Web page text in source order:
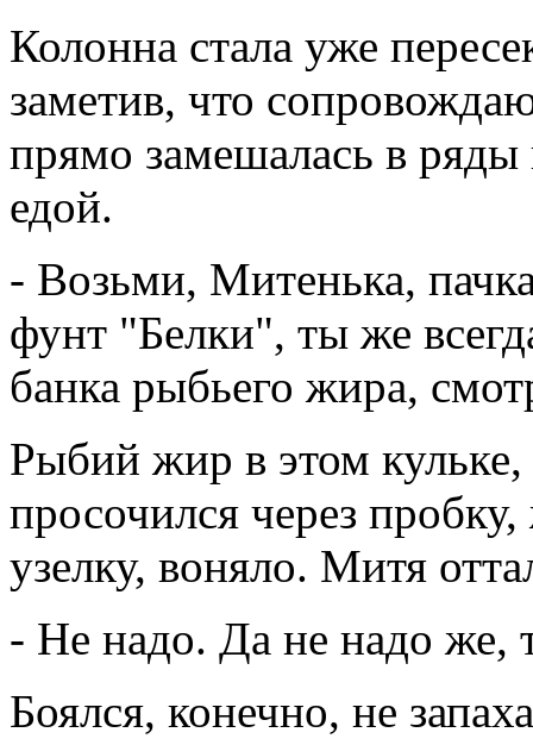
Колонна стала уже
заметив, что
прямо замешалась в ряды
едой.
- Возьми, Митенька,
фунт "Белки", ты же
банка рыбьего жира,
Рыбий жир в этом
просочился через
узелку, воняло. Митя
- Не надо. Да не надо же,
Боялся, конечно, не